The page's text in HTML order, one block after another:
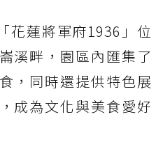
花蓮將軍府1936」位
溪畔，園區內匯集了
，同時還提供特色展
成為文化與美食愛好